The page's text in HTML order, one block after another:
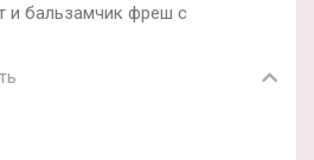
и бальзамчик фреш с